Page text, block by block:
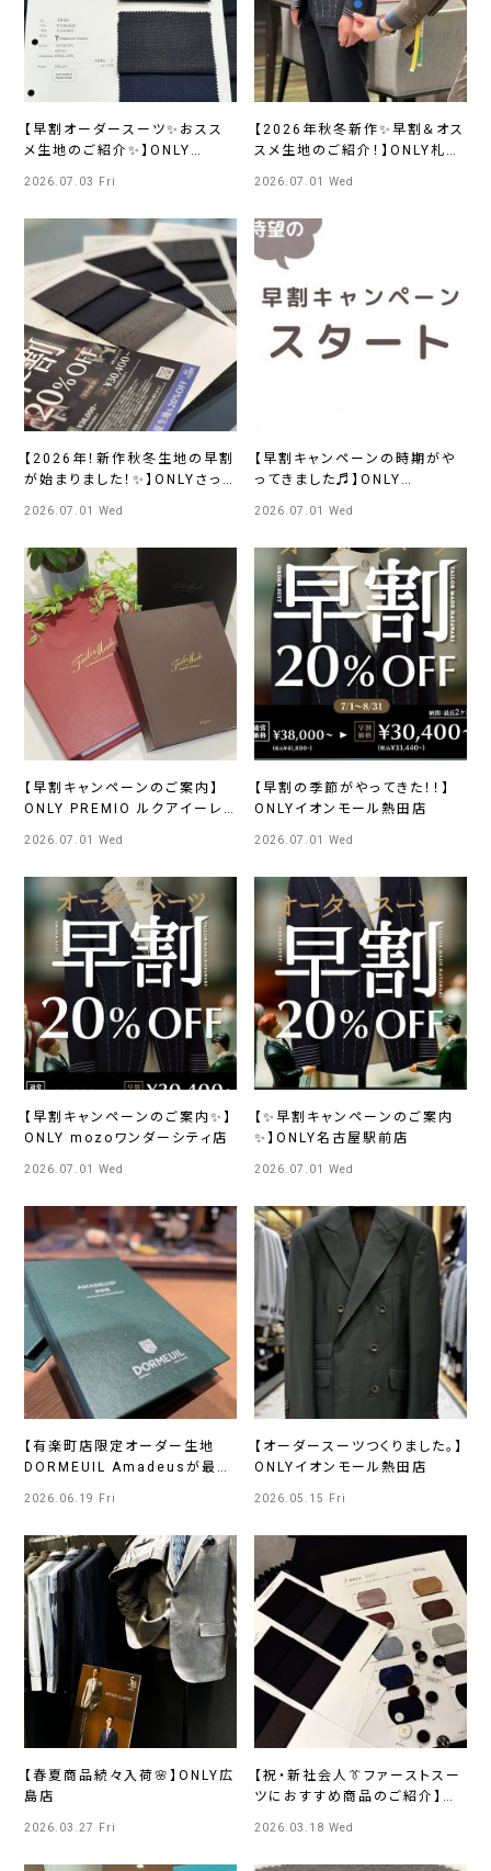
【早割オーダースーツ✨おスス
メ生地のご紹介✨】ONLY
2026.07.03 Fri
【2026年秋冬新作✨早割＆オス
スメ生地のご紹介！】ONLY札幌
2026.07.01 Wed
【2026年！新作秋冬生地の早割
が始まりました！✨】ONLYさっ
2026.07.01 Wed
【早割キャンペーンの時期がや
ってきました♬】ONLY
2026.07.01 Wed
【早割キャンペーンのご案内】
ONLY PREMIO ルクアイーレ
2026.07.01 Wed
【早割の季節がやってきた！！】
ONLYイオンモール熱田店
2026.07.01 Wed
【早割キャンペーンのご案内✨】
ONLY mozoワンダーシティ店
2026.07.01 Wed
【✨早割キャンペーンのご案内
✨】ONLY名古屋駅前店
2026.07.01 Wed
【有楽町店限定オーダー生地
DORMEUIL Amadeusが最強
2026.06.19 Fri
【オーダースーツつくりました。】
ONLYイオンモール熱田店
2026.05.15 Fri
【春夏商品続々入荷🌸】ONLY広
島店
2026.03.27 Fri
【祝・新社会人👔ファーストスー
ツにおすすめ商品のご紹介】
2026.03.18 Wed